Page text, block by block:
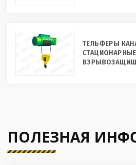
ТЕЛЬФЕРЫ
СТАЦИОНАРНЫЕ
ПОЛЕЗНАЯ